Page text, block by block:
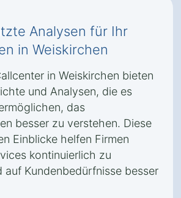
Analysen für Ihr
in Weiskirchen
in Weiskirchen bieten
und Analysen, die es
das
besser zu verstehen. Diese
Einblicke helfen Firmen
kontinuierlich zu
auf Kundenbedürfnisse besser